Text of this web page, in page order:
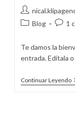
Blog
1
Te damos la
entrada. Edítala
Continuar Leyendo